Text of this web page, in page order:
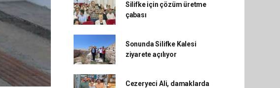
Silifke için çözüm üretme
çabası
Sonunda Silifke Kalesi
ziyarete açılıyor
Cezeryeci Ali, damaklarda